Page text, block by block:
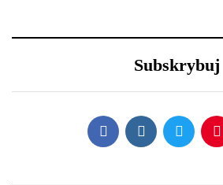
Nowy Rok – nowe
Subskrybuj